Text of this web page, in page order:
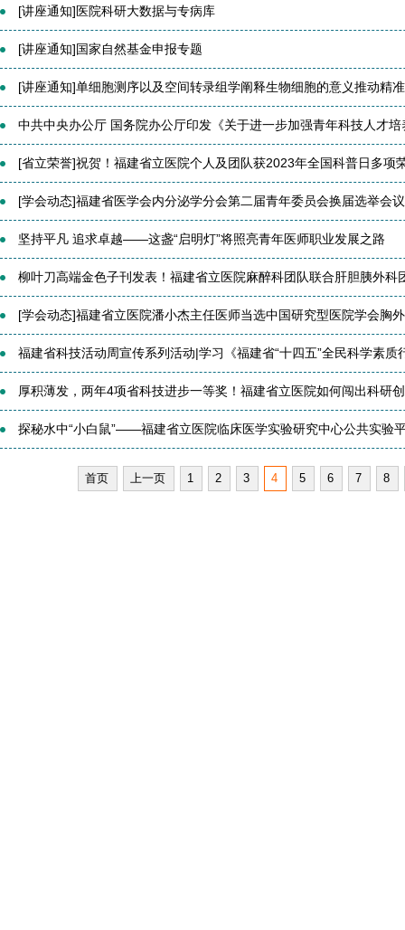
[讲座通知]医院科研大数据与专病库
[讲座通知]国家自然基金申报专题
[讲座通知]单细胞测序以及空间转录组学阐释生物细胞的意义推动精
中共中央办公厅 国务院办公厅印发《关于进一步加强青年科技人才培
[省立荣誉]祝贺！福建省立医院个人及团队获2023年全国科普日多项
[学会动态]福建省医学会内分泌学分会第二届青年委员会换届选举会
坚持平凡 追求卓越——这盏“启明灯”将照亮青年医师职业发展之路
柳叶刀高端金色子刊发表！福建省立医院麻醉科团队联合肝胆胰外科
[学会动态]福建省立医院潘小杰主任医师当选中国研究型医院学会胸
福建省科技活动周宣传系列活动|学习《福建省“十四五”全民科学素质
厚积薄发，两年4项省科技进步一等奖！福建省立医院如何闯出科研
探秘水中“小白鼠”——福建省立医院临床医学实验研究中心公共实验
首页 上一页 1 2 3 4 5 6 7 8